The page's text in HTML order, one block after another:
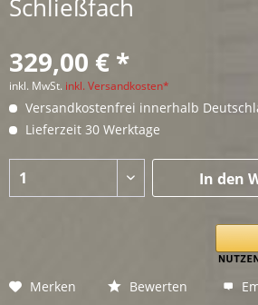
Schließfach
329,00 € *
inkl. MwSt. inkl. Versandkosten*
Versandkostenfrei innerhalb
Lieferzeit 30 Werktage
In den
Merken Bewerten